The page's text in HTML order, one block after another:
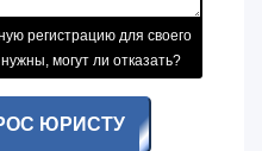
регистрацию для своего
могут ли отказать?
ЮРИСТУ